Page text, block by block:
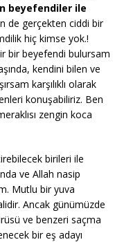
beyefendiler ile
de gerçekten ciddi bir
hiç kimse yok.!
bir beyefendi bulursam
kendini bilen ve
karşılıklı olarak
konuşabiliriz. Ben
zengin koca
birileri ile
ve Allah nasip
Mutlu bir yuva
Ancak günümüzde
ve benzeri saçma
bir eş adayı